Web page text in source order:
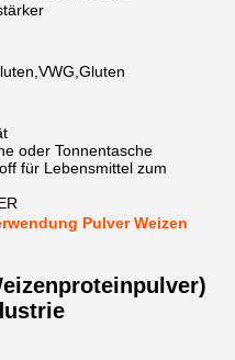
oder Tonnentasche
für Lebensmittel zum
Pulver Weizen